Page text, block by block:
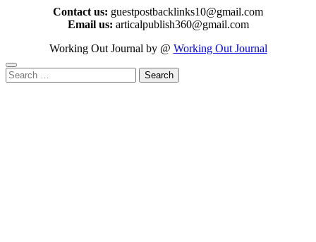
Contact us: guestpostbacklinks10@gmail.com
Email us: articalpublish360@gmail.com
Working Out Journal by @ Working Out Journal
Search
for: